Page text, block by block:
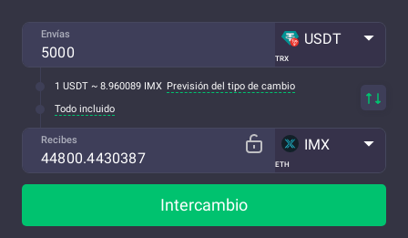
Envías
TRX
USDT
1 USDT ~ 8.960089 IMX Previsión del tipo de cambio
Todo incluido
Recibes
ETH
IMX
Intercambio